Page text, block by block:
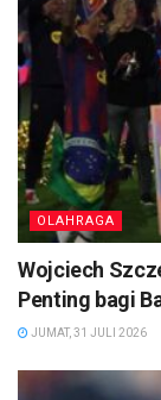
OLAHRAGA
Wojciech
Penting bagi
JUMAT, 31 JULI 2026